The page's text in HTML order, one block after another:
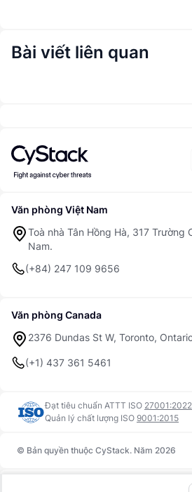
Bài viết liên quan
Văn phòng Việt Nam
Toà nhà Tân Hồng Hà, 317 Trường
Nam.
(+84) 247 109 9656
Văn phòng Canada
2376 Dundas St W, Toronto,
(+1) 437 361 5461
Đạt tiêu chuẩn ATTT ISO 27001:2022
Quản lý chất lượng ISO 9001:2015
© Bản quyền thuộc CyStack. Năm 2026
Điều khoản sử